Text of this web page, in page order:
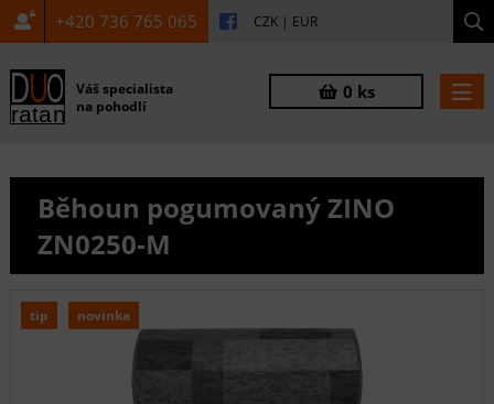
+420 736 765 065 CZK | EUR
Váš specialista
na pohodlí
0 ks
Běhoun pogumovaný ZINO
ZN0250-M
tip novinka